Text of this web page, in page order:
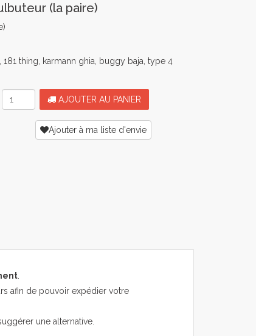
(la paire)
thing, karmann ghia, buggy baja, type 4
AJOUTER AU PANIER
Ajouter à ma liste d'envie
.
afin de pouvoir expédier votre
une alternative.